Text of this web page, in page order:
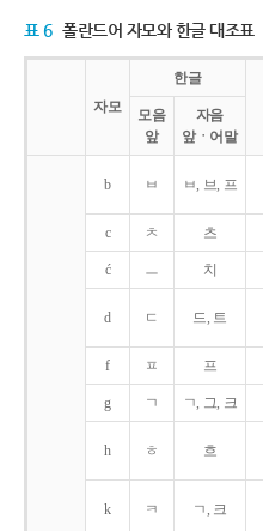
표 6 폴란드어 자모와 한글 대조표
자모
한글
모음
앞
자음
앞ㆍ어말
b ㅂ ㅂ, 브, 프
c ㅊ 츠
ć ㅡ 치
d ㄷ 드, 트
f ㅍ 프
g ㄱ ㄱ, 그, 크
h ㅎ 흐
k ㅋ ㄱ, 크